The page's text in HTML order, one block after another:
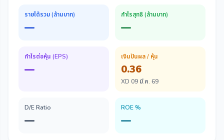
รายได้รวม (ล้านบาท)
—
กำไรสุทธิ (ล้านบาท)
—
กำไรต่อหุ้น (EPS)
—
เงินปันผล / หุ้น
0.36
XD 09 มี.ค. 69
D/E Ratio
—
ROE %
—